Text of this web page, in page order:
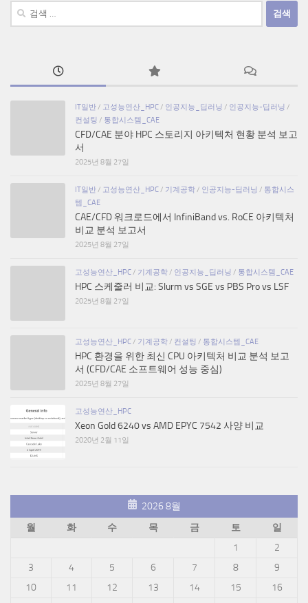
검
IT일반 / 고성능연산_HPC / 인공지능_딥러닝 / 인공지능-딥러닝 /
컨설팅 / 통합시스템_CAE
CFD/CAE 분야 HPC 스토리지 아키텍처 현황 분석 보고
서
2025년 8월 27일
IT일반 / 고성능연산_HPC / 기계공학 / 인공지능-딥러닝 / 통합시스
템_CAE
CAE/CFD 워크로드에서 InfiniBand vs. RoCE 아키텍처
비교 분석 보고서
2025년 8월 27일
고성능연산_HPC / 기계공학 / 인공지능_딥러닝 / 통합시스템_CAE
HPC 스케줄러 비교: Slurm vs SGE vs PBS Pro vs LSF
2025년 8월 27일
고성능연산_HPC / 기계공학 / 컨설팅 / 통합시스템_CAE
HPC 환경을 위한 최신 CPU 아키텍처 비교 분석 보고
서 (CFD/CAE 소프트웨어 성능 중심)
2025년 8월 27일
고성능연산_HPC
Xeon Gold 6240 vs AMD EPYC 7542 사양 비교
2020년 2월 11일
2026 8월
월
화 수 목 금 토
일
1
2
3
4 5 6 7 8
9
10
11 12 13 14 15
16